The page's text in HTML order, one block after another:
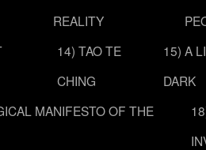
REALITY
14) TAO TE
CHING
15) A
DARK
MANIFESTO OF THE